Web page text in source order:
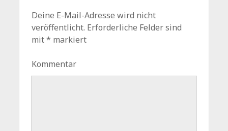
Deine E-Mail-Adresse wird nicht
veröffentlicht. Erforderliche Felder sind
mit* markiert
Kommentar